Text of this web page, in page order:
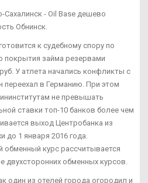
- Oil Base дешево
Обнинск.
к судебному спору по
покрытия займа резервами
У атлета начались конфликты с
переехал в Германию. При этом
не превышать
ставки топ-10 банков более чем
выход Центробанка из
1 января 2016 года.
курс рассчитывается
двухсторонних обменных курсов.
один из отелей города огородил и